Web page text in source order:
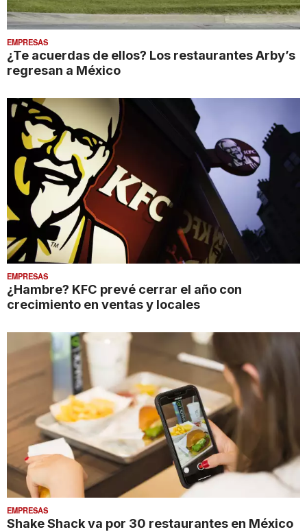
EMPRESAS
¿Te acuerdas de ellos? Los restaurantes Arby’s
regresan a México
EMPRESAS
¿Hambre? KFC prevé cerrar el año con
crecimiento en ventas y locales
EMPRESAS
Shake Shack va por 30 restaurantes en México